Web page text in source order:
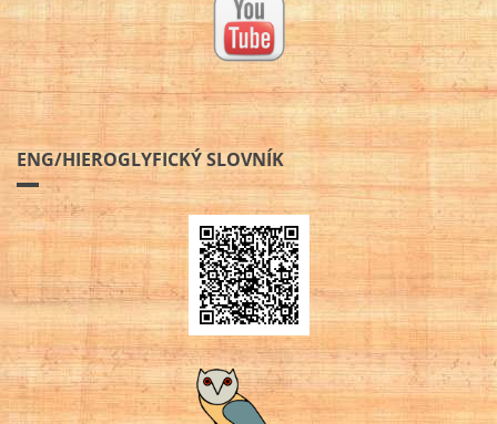
ENG/HIEROGLYFICKÝ SLOVNÍK